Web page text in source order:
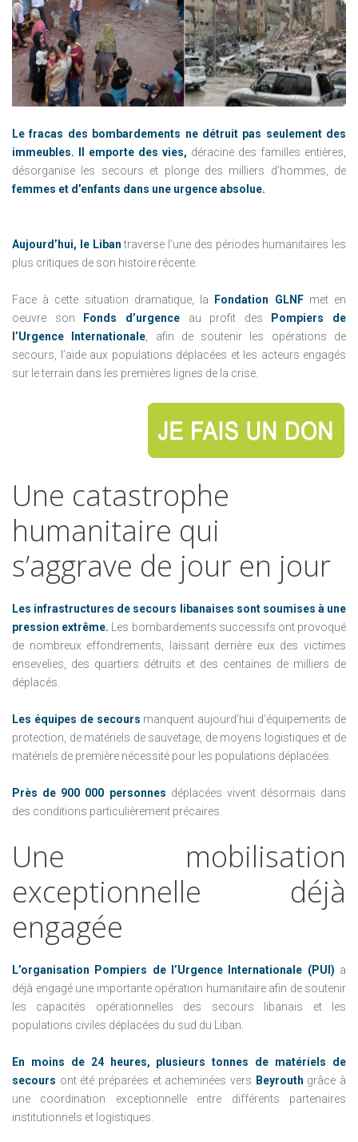
Le fracas des bombardements ne détruit pas seulement des
immeubles. Il emporte des vies, déracine des familles entières,
désorganise les secours et plonge des milliers d’hommes, de
femmes et d’enfants dans une urgence absolue.
Aujourd’hui, le Libantraverse l’une des périodes humanitaires les
plus critiques de son histoire récente.
Face à cette situation dramatique, la Fondation GLNFmet en
oeuvre son
Fonds d’urgenceau profit des
Pompiers de
l’Urgence Internationale, afin de soutenir les opérations de
secours, l’aide aux populations déplacées et les acteurs engagés
sur le terrain dans les premières lignes de la crise.
Une catastrophe
humanitaire qui
s’aggrave de jour en jour
Les infrastructures de secours libanaises sont soumises à une
pression extrême. Les bombardements successifs ont provoqué
de nombreux effondrements, laissant derrière eux des victimes
ensevelies, des quartiers détruits et des centaines de milliers de
déplacés.
Les équipes de secours manquent aujourd’hui d’équipements de
protection, de matériels de sauvetage, de moyens logistiques et de
matériels de première nécessité pour les populations déplacées.
Près de 900 000 personnes déplacées vivent désormais dans
des conditions particulièrement précaires.
Une
mobilisation
exceptionnelle
déjà
engagée
L’organisation Pompiers de l’Urgence Internationale (PUI) a
déjà engagé une importante opération humanitaire afin de soutenir
les capacités opérationnelles des secours libanais et les
populations civiles déplacées du sud du Liban.
En moins de 24 heures, plusieurs tonnes de matériels de
secours ont été préparées et acheminées vers Beyrouth grâce à
une coordination exceptionnelle entre différents partenaires
institutionnels et logistiques.